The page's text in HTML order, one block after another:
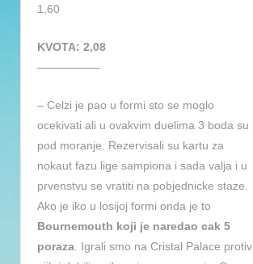
1,60
KVOTA: 2,08
—————–
– Celzi je pao u formi sto se moglo
ocekivati ali u ovakvim duelima 3 boda su
pod moranje. Rezervisali su kartu za
nokaut fazu lige sampiona i sada valja i u
prvenstvu se vratiti na pobjednicke staze.
Ako je iko u losijoj formi onda je to
Bournemouth koji je naredao cak 5
poraza. Igrali smo na Cristal Palace protiv